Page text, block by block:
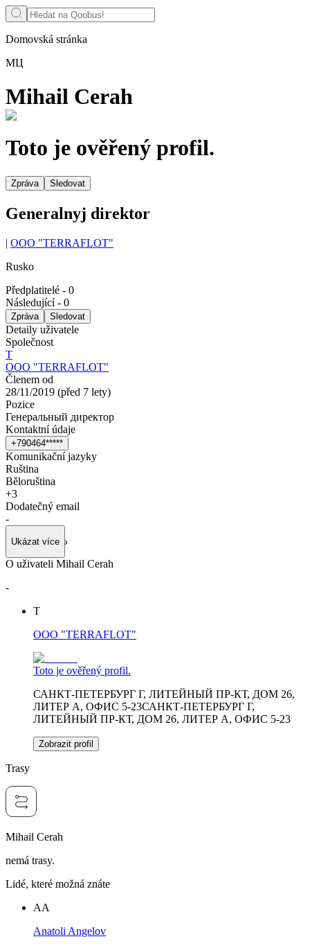
Domovská stránka
МЦ
Mihail Cerah
Toto je ověřený profil.
Zpráva Sledovat
Generalnyj direktor
| OOO "TERRAFLOT"
Rusko
Předplatitelé - 0
Následující- 0
Zpráva Sledovat
Detaily uživatele
Společnost
Т
OOO "TERRAFLOT"
Členem od
28/11/2019 (před 7 lety)
Pozice
Генеральный директор
Kontaktní údaje
+790464*****
Komunikační jazyky
Ruština
Běloruština
+3
Dodatečný email
-
Ukázat více
O uživateli Mihail Cerah
-
Т
OOO "TERRAFLOT"
Toto je ověřený profil.
САНКТ-ПЕТЕРБУРГ Г, ЛИТЕЙНЫЙ ПР-КТ, ДОМ 26,
ЛИТЕР А, ОФИС 5-23САНКТ-ПЕТЕРБУРГ Г,
ЛИТЕЙНЫЙ ПР-КТ, ДОМ 26, ЛИТЕР А, ОФИС 5-23
Zobrazit profil
Trasy
Mihail Cerah
nemá trasy.
Lidé, které možná znáte
AA
Anatoli Angelov